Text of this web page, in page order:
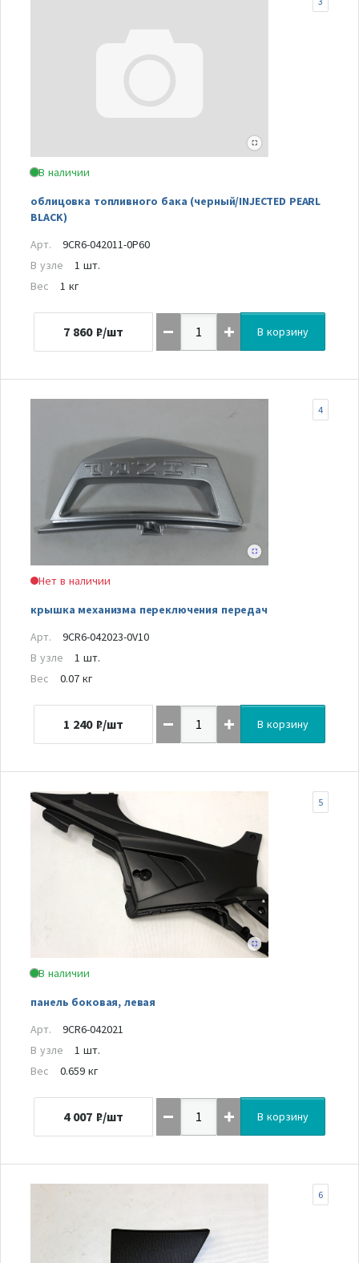
В наличии
облицовка топливного бака (черный/INJECTED PEARL
BLACK)
Арт.
9CR6-042011-0P60
В узле
1 шт.
Вес
1 кг
7 860 ₽/шт В корзину
Нет в наличии
крышка механизма переключения передач
4
Арт.
9CR6-042023-0V10
В узле
1 шт.
Вес
0.07 кг
1 240 ₽/шт В корзину
В наличии
панель боковая, левая
5
Арт.
9CR6-042021
В узле
1 шт.
Вес
0.659 кг
4 007 ₽/шт В корзину
6